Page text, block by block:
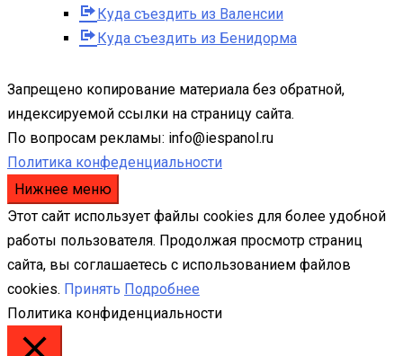
Куда съездить из Валенсии
Куда съездить из Бенидорма
Запрещено копирование материала без обратной,
индексируемой ссылки на страницу сайта.
По вопросам рекламы: info@iespanol.ru
Политика конфеденциальности
Нижнее меню
Этот сайт использует файлы cookies для более удобной
работы пользователя. Продолжая просмотр страниц
сайта, вы соглашаетесь с использованием файлов
cookies. Принять Подробнее
Политика конфиденциальности